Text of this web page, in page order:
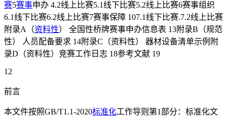
赛5赛事申办 4.2线上比赛5.1线下比赛5.2线上比赛6赛事组织
6.1线下比赛6.2线上比赛7赛事保障 107.1线下比赛.7.2线上比赛
附录A（资料性） 全国性桥牌赛事申办信息表 13附录B（规范
性） 人员配备要求 14附录C（资料性） 器材设备清单示例附
录D（资料性）竞赛工作日志 18参考文献 19
12
前言
本文件按照GB/T1.1-2020标准化工作导则第1部分：标准化文